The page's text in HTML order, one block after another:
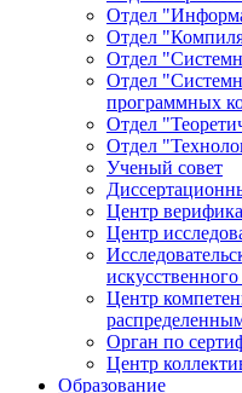
Отдел
Отдел
Отдел
Отдел
программных
Отдел
Отдел
Ученый совет
Центр
Центр
Центр
Орган по
Центр
Образование